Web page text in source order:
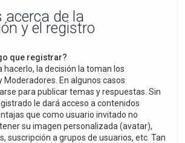
acerca de la
y el registro
que registrar?
hacerlo, la decisión la toman los
En algunos casos
para publicar temas y respuestas. Sin
le dará acceso a contenidos
que como usuario invitado no
su imagen personalizada (avatar),
suscripción a grupos de usuarios, etc. Tan